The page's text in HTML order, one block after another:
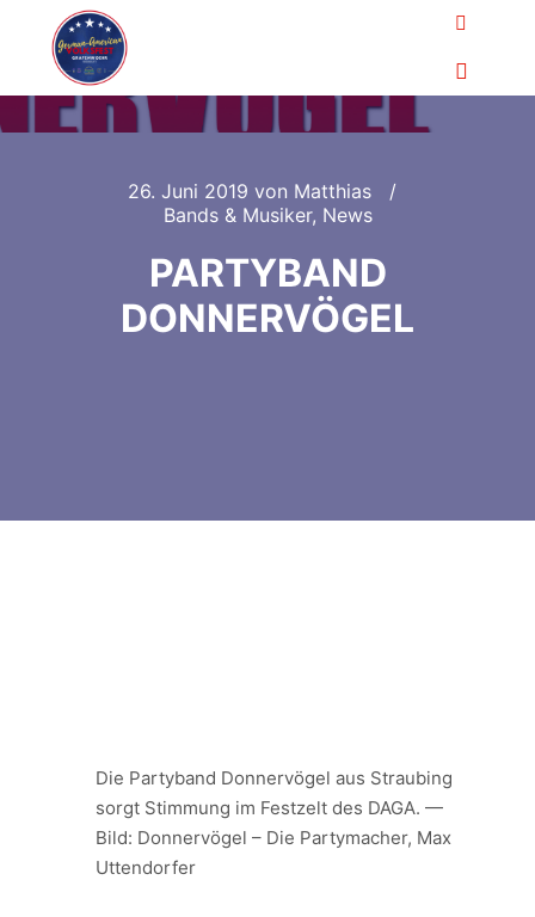
26. Juni 2019 von Matthias
Bands & Musiker, News
PARTYBAND
DONNERVÖGEL
Die Partyband Donnervögel aus Straubing
sorgt Stimmung im Festzelt des DAGA. —
Bild: Donnervögel – Die Partymacher, Max
Uttendorfer